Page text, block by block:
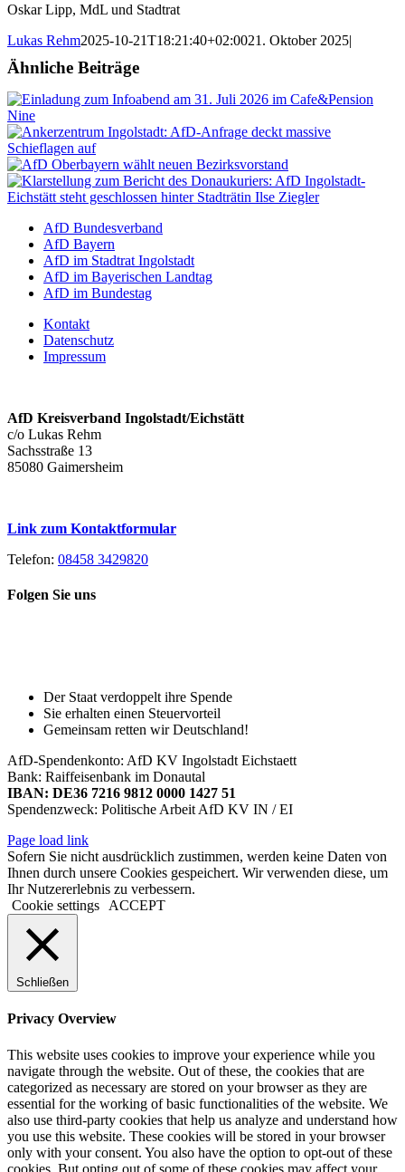
Oskar Lipp, MdL und Stadtrat
Lukas Rehm2025-10-21T18:21:40+02:0021. Oktober 2025|
Ähnliche Beiträge
AfD Bundesverband
AfD Bayern
AfD im Stadtrat Ingolstadt
AfD im Bayerischen Landtag
AfD im Bundestag
Kontakt
Datenschutz
Impressum
AfD Kreisverband Ingolstadt/Eichstätt
c/o Lukas Rehm
Sachsstraße 13
85080 Gaimersheim
Link zum Kontaktformular
Telefon: 08458 3429820
Folgen Sie uns
Der Staat verdoppelt ihre Spende
Sie erhalten einen Steuervorteil
Gemeinsam retten wir Deutschland!
AfD-Spendenkonto: AfD KV Ingolstadt Eichstaett
Bank: Raiffeisenbank im Donautal
IBAN: DE36 7216 9812 0000 1427 51
Spendenzweck: Politische Arbeit AfD KV IN / EI
Page load link
Sofern Sie nicht ausdrücklich zustimmen, werden keine Daten von
Ihnen durch unsere Cookies gespeichert. Wir verwenden diese, um
Ihr Nutzererlebnis zu verbessern.
Cookie settings
ACCEPT
Schließen
Privacy Overview
This website uses cookies to improve your experience while you
navigate through the website. Out of these, the cookies that are
categorized as necessary are stored on your browser as they are
essential for the working of basic functionalities of the website. We
also use third-party cookies that help us analyze and understand how
you use this website. These cookies will be stored in your browser
only with your consent. You also have the option to opt-out of these
cookies. But opting out of some of these cookies may affect your